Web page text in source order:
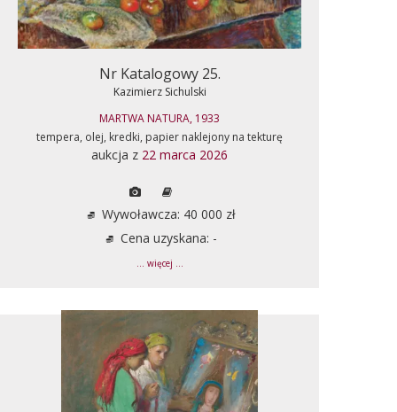
Nr Katalogowy 25.
Kazimierz Sichulski
MARTWA NATURA, 1933
tempera, olej, kredki, papier naklejony na tekturę
aukcja z 22 marca 2026
Wywoławcza: 40 000 zł
Cena uzyskana: -
... więcej ...